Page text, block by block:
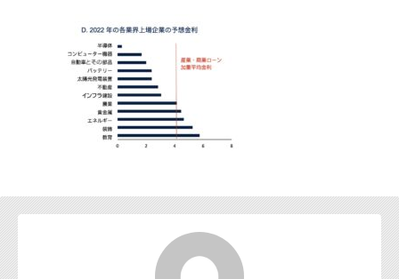
お問い合わせ